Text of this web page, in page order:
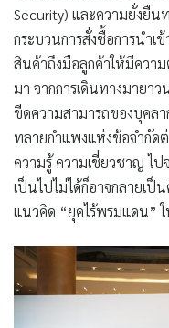
Security) และความยั่งยืน
กระบวนการสั่งซื้อการนำเ
สินค้าถึงมือลูกค้าให้มีควา
มา จากการเดินทางมาย
ขีดความสามารถของบุคล
ทลายกำแพงแห่งข้อจำกัดต่
ความรู้ ความเชี่ยวชาญ ไ
เป็นไปไม่ได้ก็อาจกลายเ
แนวคิด “ยุคไร้พรมแดน”